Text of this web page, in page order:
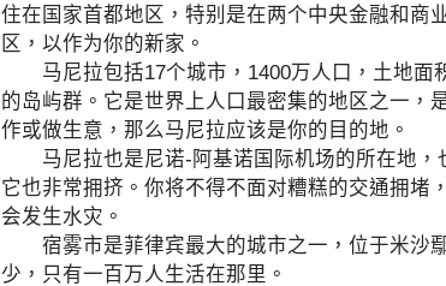
住在国家首都地区，特别是在两个中央金融和商
区，以作为你的新家。
马尼拉包括17个城市，1400万人口，土地面
的岛屿群。它是世界上人口最密集的地区之一，
作或做生意，那么马尼拉应该是你的目的地。
马尼拉也是尼诺-阿基诺国际机场的所在地，
它也非常拥挤。你将不得不面对糟糕的交通拥堵
会发生水灾。
宿雾市是菲律宾最大的城市之一，位于米沙鄢
少，只有一百万人生活在那里。